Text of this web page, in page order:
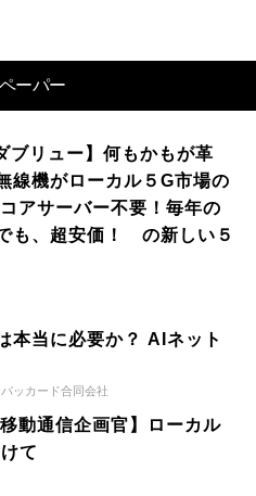
ーパー
ブリュー】何もかもが革
線機がローカル５G市場の
アサーバー不要！毎年の
も、超安価！ の新しい５
本当に必要か？ AIネット
ッカード合同会社
動通信企画官】ローカル
て